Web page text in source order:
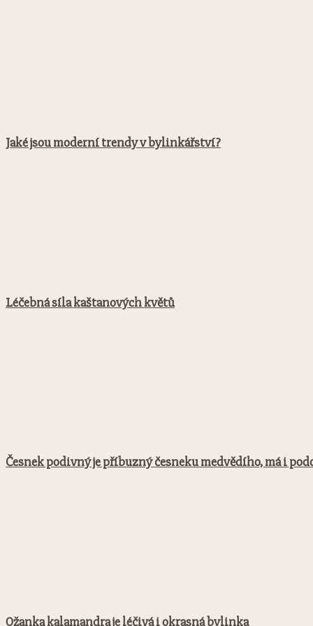
Jaké jsou moderní trendy v bylinkářství?
Léčebná síla kaštanových květů
Česnek podivný je příbuzný česneku medvědího, má i
Ožanka kalamandra je léčivá i okrasná bylinka